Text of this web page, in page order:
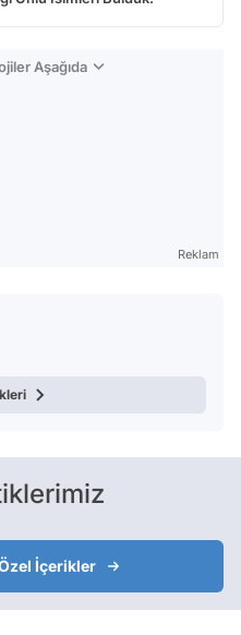
Aşağıda
Reklam
İçerikler